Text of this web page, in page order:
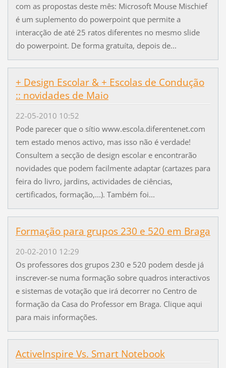
com as propostas deste mês: Microsoft Mouse Mischief
é um suplemento do powerpoint que permite a
interacção de até 25 ratos diferentes no mesmo slide
do powerpoint. De forma gratuíta, depois de...
+ Design Escolar & + Escolas de Condução
:: novidades de Maio
22-05-2010 10:52
Pode parecer que o sítio www.escola.diferentenet.com
tem estado menos activo, mas isso não é verdade!
Consultem a secção de design escolar e encontrarão
novidades que podem facilmente adaptar (cartazes para
feira do livro, jardins, actividades de ciências,
certificados, formação,...). Também foi...
Formação para grupos 230 e 520 em Braga
20-02-2010 12:29
Os professores dos grupos 230 e 520 podem desde já
inscrever-se numa formação sobre quadros interactivos
e sistemas de votação que irá decorrer no Centro de
formação da Casa do Professor em Braga. Clique aqui
para mais informações.
ActiveInspire Vs. Smart Notebook